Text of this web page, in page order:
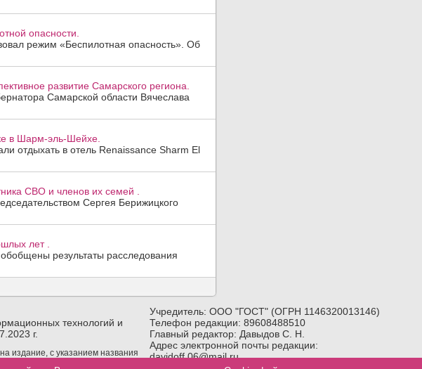
опасности.
режим «Беспилотная опасность». Об
развитие Самарского региона.
Самарской области Вячеслава
в Шарм-эль-Шейхе.
отдыхать в отель Renaissance Sharm El
СВО и членов их семей .
Сергея Берижицкого
лет .
результаты расследования
технологий и
г.
издание, с указанием названия
Учредитель: ООО "ГОСТ" (ОГРН 1146320013146)
Телефон редакции: 89608488510
Главный редактор: Давыдов С. Н.
Адрес электронной почты редакции:
davidoff.06@mail.ru